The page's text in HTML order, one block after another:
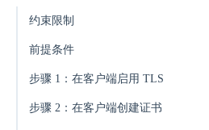
约束限制
前提条件
步骤 1：在客户端启用 TLS
步骤 2：在客户端创建证书